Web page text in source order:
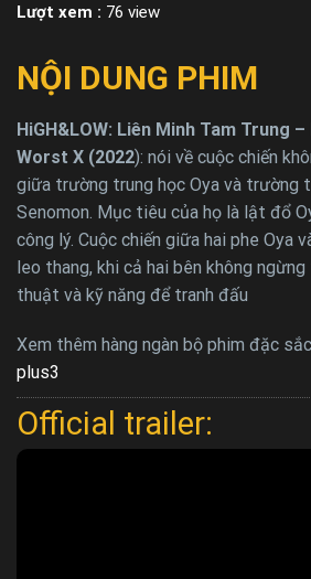
Lượt xem : 76 view
NỘI DUNG PHIM
HiGH&LOW: Liên Minh Tam Trung
Worst X (2022): nói về cuộc chiến
giữa trường trung học Oya và trường
Senomon. Mục tiêu của họ là lật đổ
công lý. Cuộc chiến giữa hai phe Oya
leo thang, khi cả hai bên không
thuật và kỹ năng để tranh đấu
Xem thêm hàng ngàn bộ phim đặc
plus3
Official trailer: